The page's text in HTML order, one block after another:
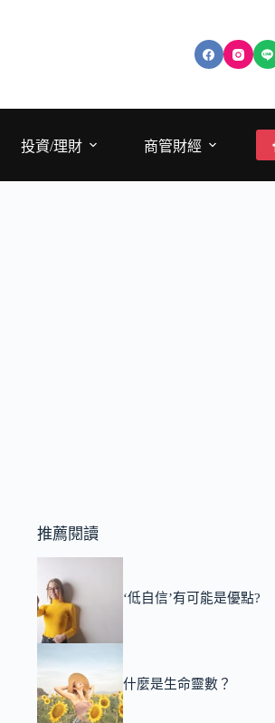
投資/理財 商管財經
推薦閱讀
‘低自信’有可能是優點?
什麼是生命靈數？